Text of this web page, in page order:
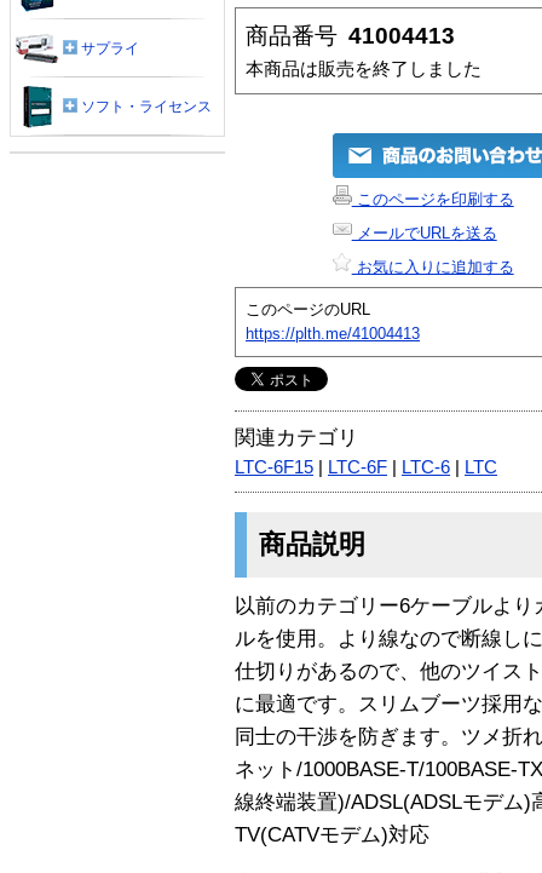
商品番号 41004413
本商品は販売を終了しました
このページを印刷する
メールでURLを送る
お気に入りに追加する
このページのURL
https://plth.me/41004413
関連カテゴリ
LTC-6F15 LTC-6F LTC-6 LTC
商品説明
以前のカテゴリー6ケーブルよ
ルを使用。より線なので断線し
仕切りがあるので、他のツイス
に最適です。スリムブーツ採用
同士の干渉を防ぎます。ツメ折
ネット/1000BASE-T/100BASE-
線終端装置)/ADSL(ADSLモデム
TV(CATVモデム)対応
サプライ
ソフト・ライセンス